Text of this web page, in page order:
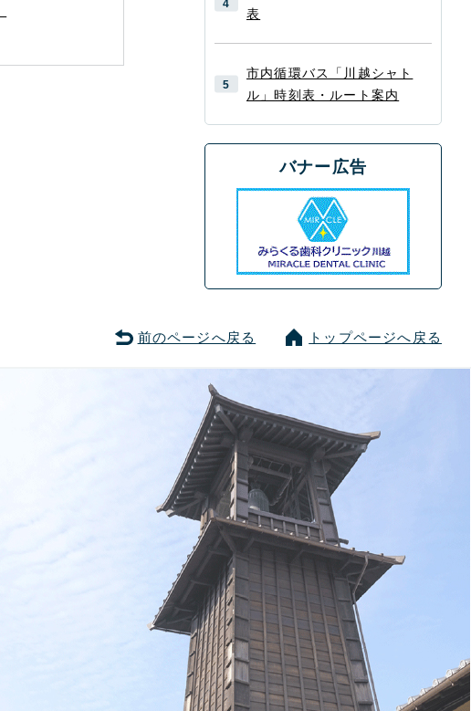
表
市内循環バス「川越シャト
ル」時刻表・ルート案内
バナー広告
前のページへ戻る トップページへ戻る